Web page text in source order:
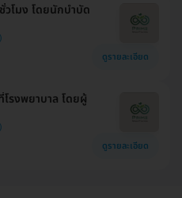
โมง โดยนักบำบัด
ดูรายละเอียด
รงพยาบาล โดยผู้
ดูรายละเอียด